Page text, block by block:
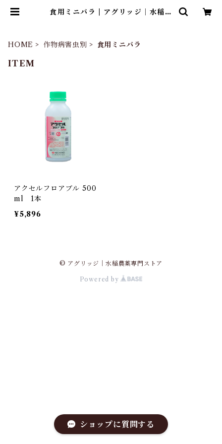
食用ミニバラ | アグリッジ｜水稲農
HOME 作物病害虫別 食用ミニバラ
ITEM
アクセルフロアブル 500
ml 1本
¥5,896
© アグリッジ｜水稲農薬専門ストア
Powered by
ショップに質問する